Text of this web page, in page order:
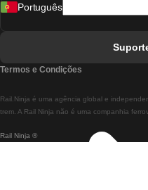
Comboios
Comboios
Rail Ninja ®
Rail.Ninja é uma agência global e
trem. A Rail Ninja não é uma companhia
Português
Termos e Condições